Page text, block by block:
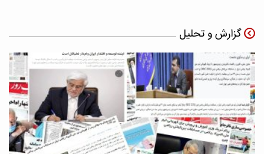
گزارش و تحلیل